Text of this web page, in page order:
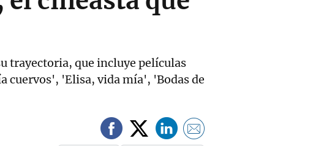
trayectoria, que incluye películas
cuervos', 'Elisa, vida mía', 'Bodas de